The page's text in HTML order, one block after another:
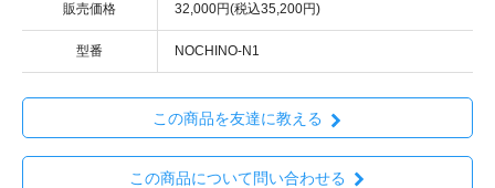
販売価格 32,000円(税込35,200円)
型番 NOCHINO-N1
この商品を友達に教える
この商品について問い合わせる